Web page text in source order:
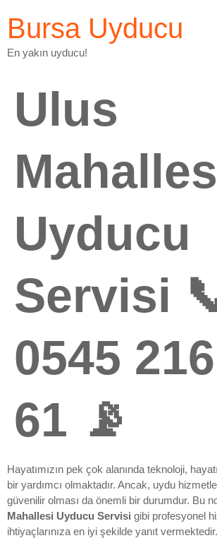
Bursa Uyducu
En yakın uyducu!
Ulus
Uyducu
Servisi
0545
61 📡
Hayatımızın pek çok alanında teknoloji,
bir yardımcı olmaktadır. Ancak, uydu
güvenilir olması da önemli bir durumdur. Bu
Mahallesi Uyducu Servisi gibi profesyonel
ihtiyaçlarınıza en iyi şekilde yanıt